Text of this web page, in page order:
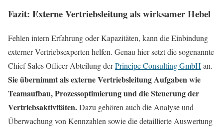
Fazit: Externe Vertriebsleitung als wirksamer Hebel
Fehlen intern Erfahrung oder Kapazitäten, kann die Einbindung
externer Vertriebsexperten helfen. Genau hier setzt die sogenannte
Chief Sales Officer-Abteilung derPrincipe Consulting GmbH an.
Sie übernimmt als externe Vertriebsleitung Aufgaben wie
Teamaufbau, Prozessoptimierung und die Steuerung der
Vertriebsaktivitäten.Dazu gehören auch die Analyse und
Überwachung von Kennzahlen sowie die detaillierte Auswertung